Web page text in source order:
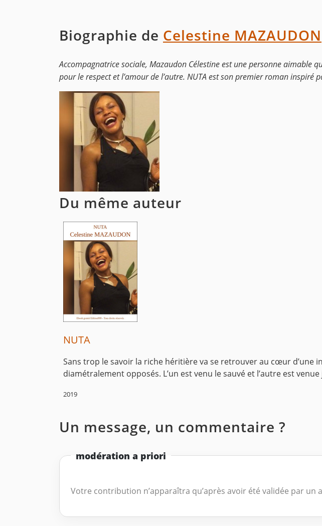
Biographie de Celestine MAZAUDON
Accompagnatrice sociale, Mazaudon Célestine est une personne aimable
pour le respect et l’amour de l’autre. NUTA est son premier roman inspiré
Du même auteur
NUTA
Sans trop le savoir la riche héritière va se retrouver au cœur d’une
diamétralement opposés. L’un est venu le sauvé et l’autre est
2019
Un message, un commentaire ?
modération a priori
Votre contribution n’apparaîtra qu’après avoir été validée par un